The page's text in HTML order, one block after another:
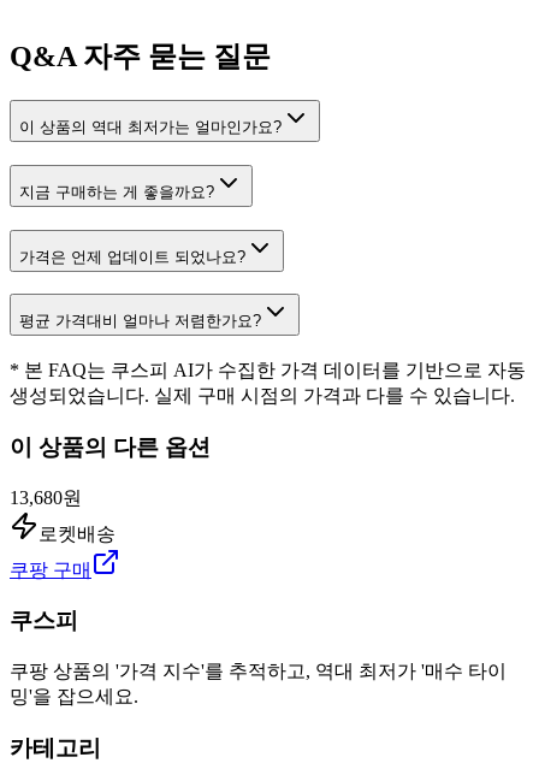
Q&A자주 묻는 질문
이 상품의 역대 최저가는 얼마인가요?
지금 구매하는 게 좋을까요?
가격은 언제 업데이트 되었나요?
평균 가격대비 얼마나 저렴한가요?
* 본 FAQ는 쿠스피 AI가 수집한 가격 데이터를 기반으로 자동
생성되었습니다. 실제 구매 시점의 가격과 다를 수 있습니다.
이 상품의 다른 옵션
13,680원
로켓배송
쿠팡 구매
쿠스피
쿠팡 상품의 '가격 지수'를 추적하고, 역대 최저가 '매수 타이
밍'을 잡으세요.
카테고리